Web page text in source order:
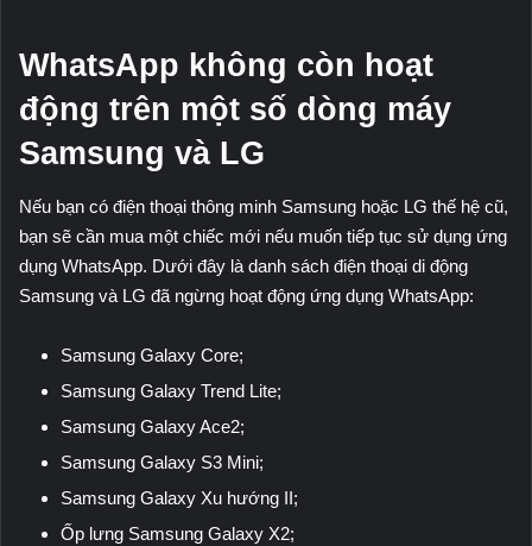
WhatsApp không còn hoạt
động trên một số dòng máy
Samsung và LG
Nếu bạn có điện thoại thông minh Samsung hoặc LG thế hệ cũ,
bạn sẽ cần mua một chiếc mới nếu muốn tiếp tục sử dụng ứng
dụng WhatsApp. Dưới đây là danh sách điện thoại di động
Samsung và LG đã ngừng hoạt động ứng dụng WhatsApp:
Samsung Galaxy Core;
Samsung Galaxy Trend Lite;
Samsung Galaxy Ace2;
Samsung Galaxy S3 Mini;
Samsung Galaxy Xu hướng II;
Ốp lưng Samsung Galaxy X2;